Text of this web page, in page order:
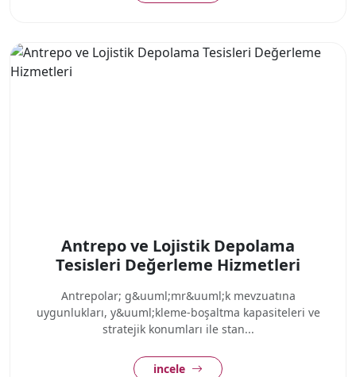
Antrepo ve Lojistik Depolama
Tesisleri Değerleme Hizmetleri
Antrepolar; g&uuml;mr&uuml;k mevzuatına
uygunlukları, y&uuml;kleme-boşaltma kapasiteleri ve
stratejik konumları ile stan...
incele